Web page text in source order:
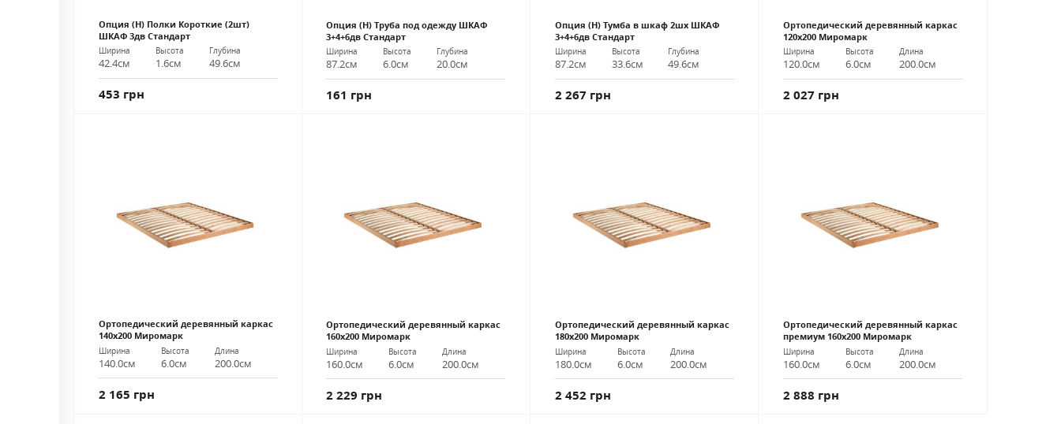
Опция (Н) Полки Короткие (2шт)
ШКАФ 3дв Стандарт
Ширина
42.4см
Высота
1.6см
Глубина
49.6см
453 грн
Опция (Н) Труба под одежду ШКАФ
3+4+6дв Стандарт
Ширина
87.2см
Высота
6.0см
Глубина
20.0см
161 грн
Опция (Н) Тумба в шкаф 2шх ШКАФ
3+4+6дв Стандарт
Ширина
87.2см
Высота
33.6см
Глубина
49.6см
2 267 грн
Ортопедический деревянный каркас
120х200 Миромарк
Ширина
120.0см
Высота
6.0см
Длина
200.0см
2 027 грн
Ортопедический деревянный каркас
140х200 Миромарк
Ширина
140.0см
Высота
6.0см
Длина
200.0см
2 165 грн
Ортопедический деревянный каркас
160х200 Миромарк
Ширина
160.0см
Высота
6.0см
Длина
200.0см
2 229 грн
Ортопедический деревянный каркас
180х200 Миромарк
Ширина
180.0см
Высота
6.0см
Длина
200.0см
2 452 грн
Ортопедический деревянный каркас
премиум 160х200 Миромарк
Ширина
160.0см
Высота
6.0см
Длина
200.0см
2 888 грн